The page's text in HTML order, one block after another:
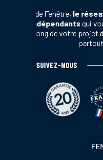
Terres de Fenêtre, le
vente indépendants qui
tout au long de votre
SUIVEZ-NOUS